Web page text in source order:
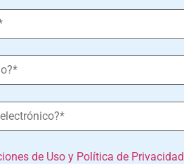
de Uso y Política de Privacidad